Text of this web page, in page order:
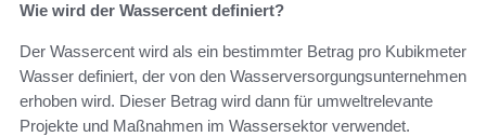
Wie wird der Wassercent definiert?
Der Wassercent wird als ein bestimmter Betrag pro Kubikmeter
Wasser definiert, der von den Wasserversorgungsunternehmen
erhoben wird. Dieser Betrag wird dann für umweltrelevante
Projekte und Maßnahmen im Wassersektor verwendet.